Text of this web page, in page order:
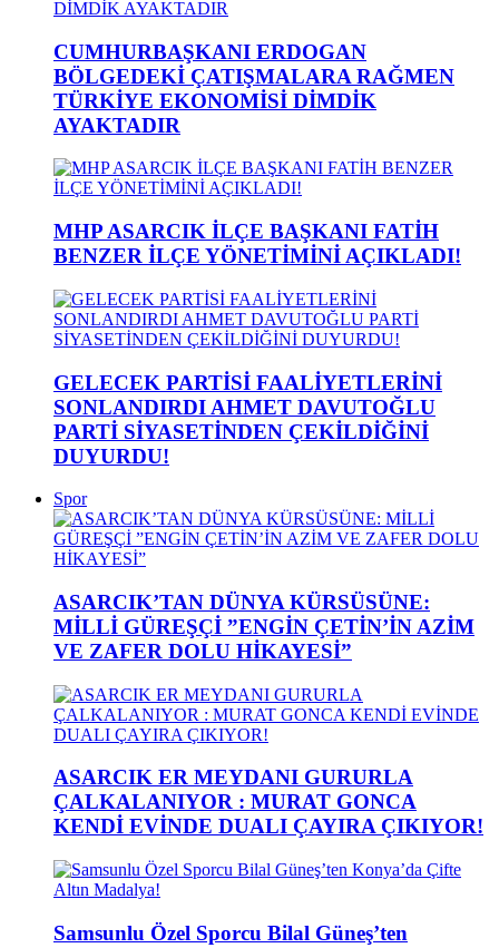
CUMHURBAŞKANI ERDOGAN
BÖLGEDEKİ ÇATIŞMALARA RAĞMEN
TÜRKİYE EKONOMİSİ DİMDİK
AYAKTADIR
MHP ASARCIK İLÇE BAŞKANI FATİH
BENZER İLÇE YÖNETİMİNİ AÇIKLADI!
GELECEK PARTİSİ FAALİYETLERİNİ
SONLANDIRDI AHMET DAVUTOĞLU
PARTİ SİYASETİNDEN ÇEKİLDİĞİNİ
DUYURDU!
Spor
ASARCIK’TAN DÜNYA KÜRSÜSÜNE:
MİLLİ GÜREŞÇİ ”ENGİN ÇETİN’İN AZİM
VE ZAFER DOLU HİKAYESİ”
ASARCIK ER MEYDANI GURURLA
ÇALKALANIYOR : MURAT GONCA
KENDİ EVİNDE DUALI ÇAYIRA ÇIKIYOR!
Samsunlu Özel Sporcu Bilal Güneş’ten